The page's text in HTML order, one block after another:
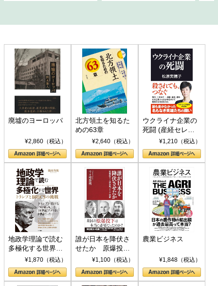
廃墟のヨーロッパ
¥2,860（税込）
北方領土を知るた
めの63章
¥2,640（税込）
ウクライナ企業の
死闘 (産経セレク
ト S 039)¥1,210（税込）
地政学理論で読む
多極化する世界：
トランプとBRICS
の挑戦
¥1,870（税込）
誰が日本を降伏さ
せたか 原爆投
下、ソ連参戦、そ
して聖断 (PHP新
書)
¥1,100（税込）
農業ビジネス
¥1,848（税込）